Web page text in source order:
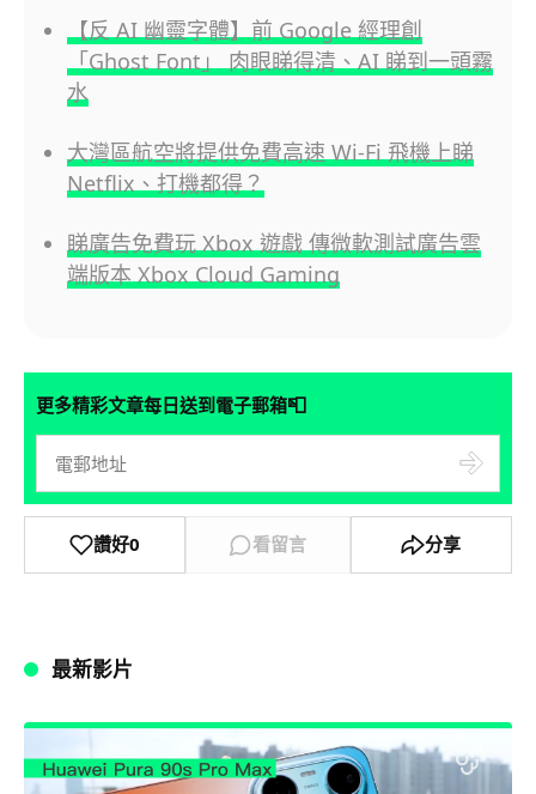
【反 AI 幽靈字體】前 Google 經理創
「Ghost Font」 肉眼睇得清、AI 睇到一頭霧
水
大灣區航空將提供免費高速 Wi-Fi 飛機上睇
Netflix、打機都得？
睇廣告免費玩 Xbox 遊戲 傳微軟測試廣告雲
端版本 Xbox Cloud Gaming
更多精彩文章每日送到電子郵箱📮
讚好0 看留言 分享
最新影片